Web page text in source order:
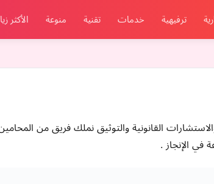
ترفيهية خدمات تقنية منوعة الأكثر
القانونية والتوثيق نملك فريق من
في الإنجاز .